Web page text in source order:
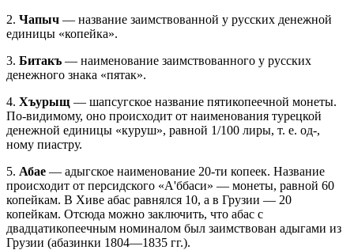
2. Чапыч — название заимствованной у русских денежной
единицы «копейка».
3. Битакъ — наименование заимствованного у русских
денежного знака «пятак».
4. Хъурыщ — шапсугское название пятикопеечной монеты.
По-видимому, оно происходит от наименования турецкой
денежной единицы «куруш», равной 1/100 лиры, т. е. од-,
ному пиастру.
5. Абае — адыгское наименование 20-ти копеек. Название
происходит от персидского «А'ббаси» — монеты, равной 60
копейкам. В Хиве абас равнялся 10, а в Грузии — 20
копейкам. Отсюда можно заключить, что абас с
двадцатикопеечным номиналом был заимствован адыгами из
Грузии (абазинки 1804—1835 гг.).